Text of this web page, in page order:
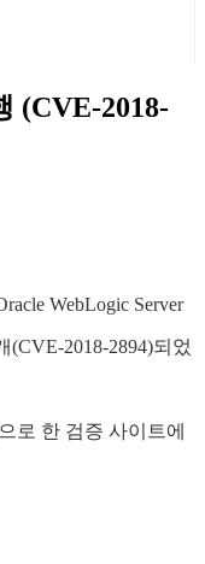
(CVE-2018-
WebLogic Server
2018-2894)되었
로 한 검증 사이트에